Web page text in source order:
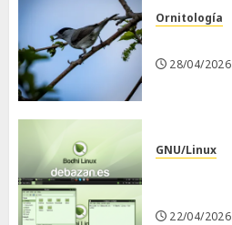
Ornitología
28/04/2026
GNU/Linux
22/04/2026